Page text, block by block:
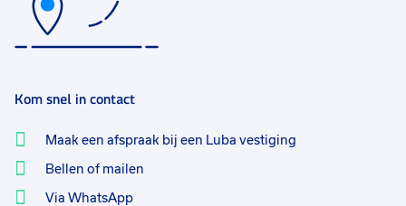
Kom snel in contact
Maak een afspraak bij een Luba vestiging
Bellen of mailen
Via WhatsApp